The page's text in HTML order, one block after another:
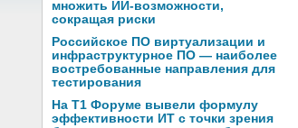
множить ИИ-возможности,
сокращая риски
Российское ПО виртуализации и
инфраструктурное ПО — наиболее
востребованные направления для
тестирования
На Т1 Форуме вывели формулу
эффективности ИТ с точки зрения